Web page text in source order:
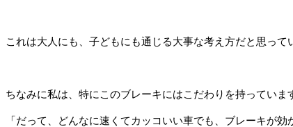
これは大人にも、子どもにも通じる大事な考え方だと思っ
ちなみに私は、特にこのブレーキにはこだわりを持っていま
「だって、どんなに速くてカッコいい車でも、ブレーキが